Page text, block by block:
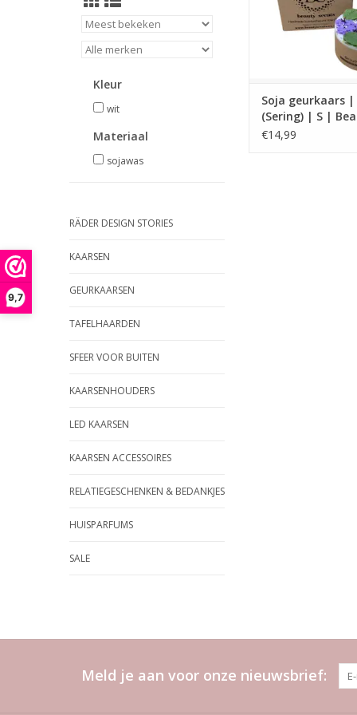
9,7
Kleur
wit
Materiaal
sojawas
RÄDER DESIGN STORIES
KAARSEN
GEURKAARSEN
TAFELHAARDEN
SFEER VOOR BUITEN
KAARSENHOUDERS
LED KAARSEN
KAARSEN ACCESSOIRES
RELATIEGESCHENKEN & BEDANKJES
HUISPARFUMS
SALE
Soja geurkaars |
(Sering) | S |
Scents
€14,99
Meld je aan voor onze nieuwsbrief: